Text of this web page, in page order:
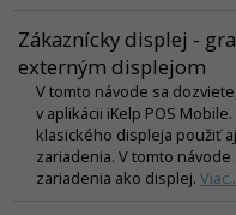
Zákaznícky displej -
externým displejom
V tomto návode sa
v aplikácii iKelp POS
klasického displeja použiť
zariadenia. V tomto
zariadenia ako displej.